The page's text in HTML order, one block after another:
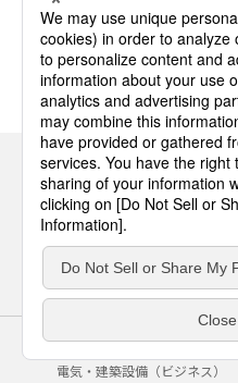
サイトのご利用にあたって
電気・建築設備（ビジネス）